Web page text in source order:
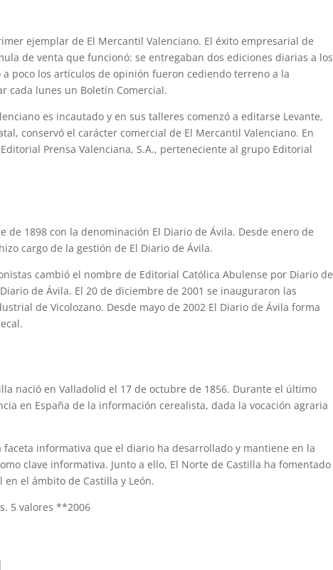
ejemplar de El Mercantil Valenciano. El éxito empresarial de
de venta que funcionó: se entregaban dos ediciones diarias a los
poco los artículos de opinión fueron cediendo terreno a la
cada lunes un Boletín Comercial.
es incautado y en sus talleres comenzó a editarse Levante,
conservó el carácter comercial de El Mercantil Valenciano. En
Prensa Valenciana, S.A., perteneciente al grupo Editorial
de 1898 con la denominación El Diario de Ávila. Desde enero de
cargo de la gestión de El Diario de Ávila.
cambió el nombre de Editorial Católica Abulense por Diario de
de Ávila. El 20 de diciembre de 2001 se inauguraron las
de Vicolozano. Desde mayo de 2002 El Diario de Ávila forma
nació en Valladolid el 17 de octubre de 1856. Durante el último
en España de la información cerealista, dada la vocación agraria
faceta informativa que el diario ha desarrollado y mantiene en la
clave informativa. Junto a ello, El Norte de Castilla ha fomentado
el ámbito de Castilla y León.
5 valores **2006